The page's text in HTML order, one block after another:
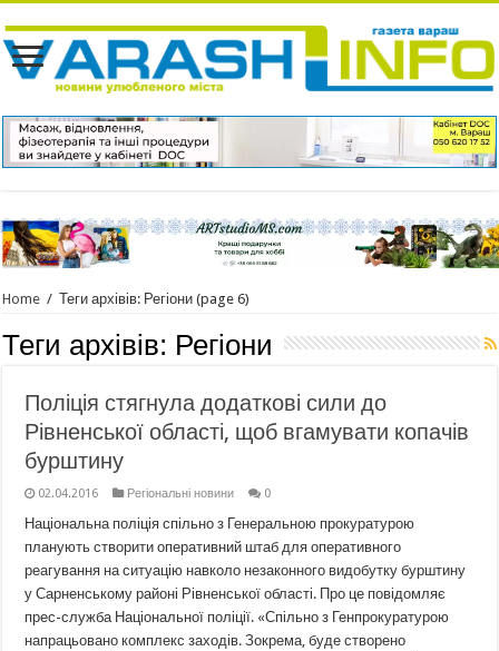
Home / Теги архівів: Регіони (page 6)
Теги архівів: Регіони
Поліція стягнула додаткові сили до
Рівненської області, щоб вгамувати копачів
бурштину
02.04.2016 Регіональні новини 0
Національна поліція спільно з Генеральною прокуратурою
планують створити оперативний штаб для оперативного
реагування на ситуацію навколо незаконного видобутку бурштину
у Сарненському районі Рівненської області. Про це повідомляє
прес-служба Національної поліції. «Спільно з Генпрокуратурою
напрацьовано комплекс заходів. Зокрема, буде створено